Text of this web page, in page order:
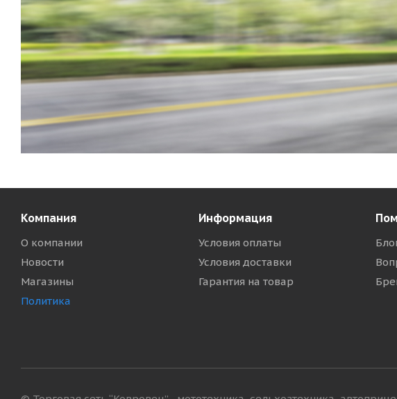
Компания
О компании
Новости
Магазины
Политика
Информация
Условия оплаты
Условия доставки
Гарантия на товар